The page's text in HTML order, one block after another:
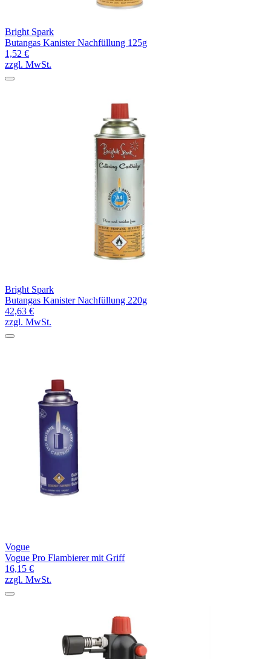
Bright Spark
Butangas Kanister Nachfüllung 125g
1,52 €
zzgl. MwSt.
Bright Spark
Butangas Kanister Nachfüllung 220g
42,63 €
zzgl. MwSt.
Vogue
Vogue Pro Flambierer mit Griff
16,15 €
zzgl. MwSt.